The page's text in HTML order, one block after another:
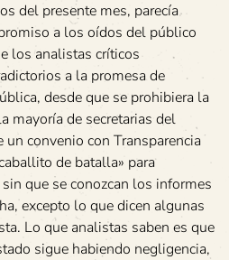
del presente mes, parecía
a los oídos del público
los analistas críticos
a la promesa de
desde que se prohibiera la
mayoría de secretarias del
convenio con Transparencia
de batalla» para
que se conozcan los informes
excepto lo que dicen algunas
Lo que analistas saben es que
sigue habiendo negligencia,